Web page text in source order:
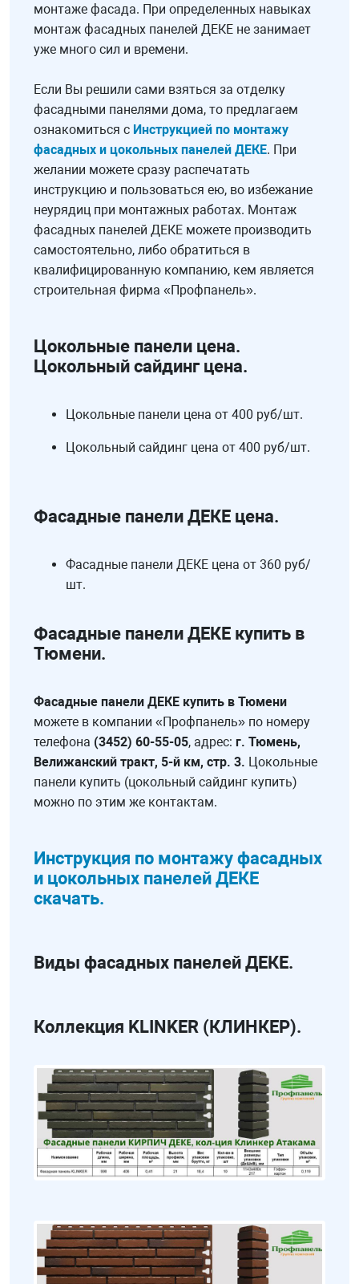
монтаже фасада. При определенных навыках
монтаж фасадных панелей ДЕКЕ не занимает
уже много сил и времени.
Если Вы решили сами взяться за отделку
фасадными панелями дома, то предлагаем
ознакомиться с Инструкцией по монтажу
фасадных и цокольных панелей ДЕКЕ. При
желании можете сразу распечатать
инструкцию и пользоваться ею, во избежание
неурядиц при монтажных работах. Монтаж
фасадных панелей ДЕКЕ можете производить
самостоятельно, либо обратиться в
квалифицированную компанию, кем является
строительная фирма «Профпанель».
Цокольные панели цена.
Цокольный сайдинг цена.
Цокольные панели цена от 400 руб/шт.
Цокольный сайдинг цена от 400 руб/шт.
Фасадные панели ДЕКЕ цена.
Фасадные панели ДЕКЕ цена от 360 руб/
шт.
Фасадные панели ДЕКЕ купить в
Тюмени.
Фасадные панели ДЕКЕ купить в Тюмени
можете в компании «Профпанель» по номеру
телефона (3452) 60-55-05, адрес: г. Тюмень,
Велижанский тракт, 5-й км, стр. 3. Цокольные
панели купить (цокольный сайдинг купить)
можно по этим же контактам.
Инструкция по монтажу фасадных
и цокольных панелей ДЕКЕ
скачать.
Виды фасадных панелей ДЕКЕ.
Коллекция KLINKER (КЛИНКЕР).